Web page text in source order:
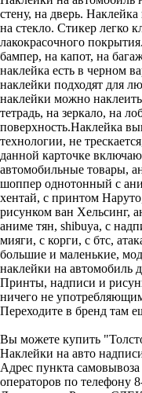
стену, на дверь.
на стекло. Стикер легко
лакокрасочного
бампер, на капот, на
наклейка есть в черном
наклейки подходят для
наклейки можно
тетрадь, на зеркало, на
поверхность.Наклейка
технологии, не
данной карточке
автомобильные товары,
шоппер однотонный с
хентай, с принтом
рисунком ван Хельсинг,
аниме тян, shibuya, с
мияги, с корги, с бтс,
большие и маленькие,
наклейки на автомобиль
Принты, надписи и
ничего не
Переходите в бренд там
Вы можете купить
Наклейки на авто
Адрес пункта
операторов по телефону